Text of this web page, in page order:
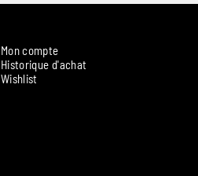
Mon compte
Historique d'achat
Wishlist